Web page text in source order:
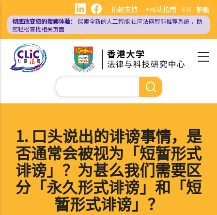
主
EN 繁體
捐款支持 +网站指南
彻底改变您的搜索体验： 探索全新的人工智能社区法网智能推荐系统 ，助
您轻松查找相关页面
搜
索
1. 口头说出的诽谤事情，是
否通常会被视为「短暂形式
诽谤」？为甚么我们需要区
分「永久形式诽谤」和「短
暂形式诽谤」？